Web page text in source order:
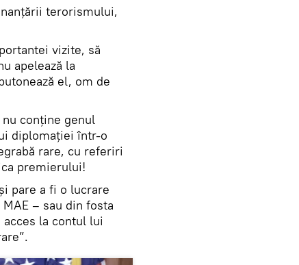
terorismului,
vizite, să
apelează la
el, om de
conține genul
diplomației într-o
rare, cu referiri
premierului!
pare a fi o lucrare
– sau din fosta
la contul lui